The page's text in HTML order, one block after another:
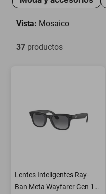
Vista: Mosaico
37 productos
Lentes Inteligentes Ray-
Ban Meta Wayfarer Gen 1